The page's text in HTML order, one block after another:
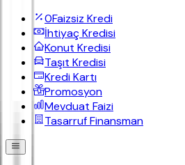
0Faizsiz Kredi
İhtiyaç Kredisi
Konut Kredisi
Taşıt Kredisi
Kredi Kartı
Promosyon
Mevduat Faizi
Tasarruf Finansman